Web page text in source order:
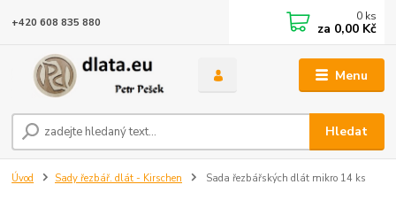
Menu
Hledat
+420 608 835 880 0 ks
za 0,00 Kč
Úvod Sady řezbář. dlát - Kirschen Sada řezbářských dlát mikro 14 ks